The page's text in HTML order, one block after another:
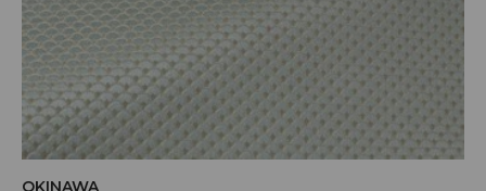
OKINAWA